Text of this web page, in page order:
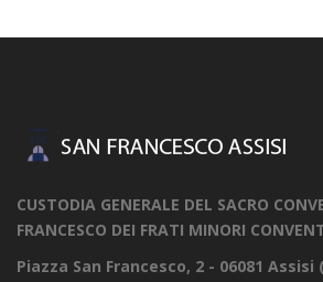
CUSTODIA GENERALE DEL SACRO
FRANCESCO DEI FRATI MINORI
Piazza San Francesco, 2 - 06081 Assisi